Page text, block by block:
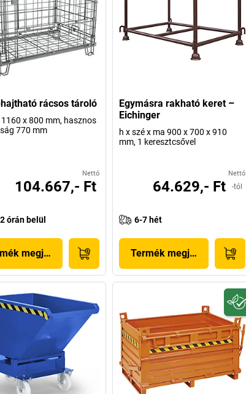
rácsos tároló
1160 x 800 mm, hasznos
770 mm
Nettó
104.667,- Ft
órán belül
megjelenítése
Egymásra rakható keret –
Eichinger
h x szé x ma 900 x 700 x 910
mm, 1 keresztcsővel
Nettó
64.629,- Ft -tól
6-7 hét
Termék megjelenítése